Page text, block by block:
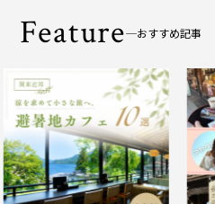
Feature おすすめ記事